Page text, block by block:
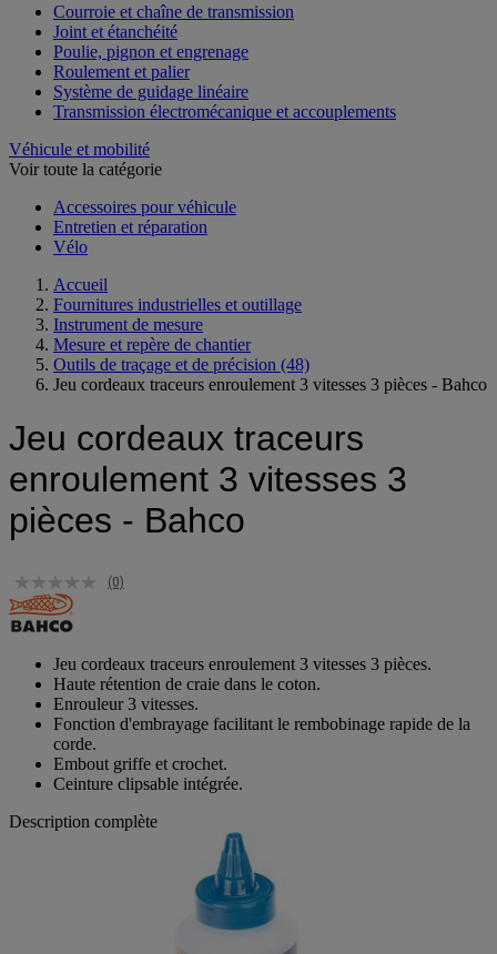
Courroie et chaîne de transmission
Joint et étanchéité
Poulie, pignon et engrenage
Roulement et palier
Système de guidage linéaire
Transmission électromécanique et accouplements
Véhicule et mobilité
Voir toute la catégorie
Accessoires pour véhicule
Entretien et réparation
Vélo
Accueil
Fournitures industrielles et outillage
Instrument de mesure
Mesure et repère de chantier
Outils de traçage et de précision (48)
Jeu cordeaux traceurs enroulement 3 vitesses 3 pièces - Bahco
Jeu cordeaux traceurs
enroulement 3 vitesses 3
pièces - Bahco
(0)
Jeu cordeaux traceurs enroulement 3 vitesses 3 pièces.
Haute rétention de craie dans le coton.
Enrouleur 3 vitesses.
Fonction d'embrayage facilitant le rembobinage rapide de la
corde.
Embout griffe et crochet.
Ceinture clipsable intégrée.
Description complète